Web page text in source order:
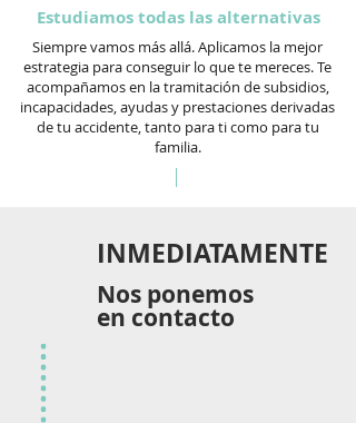
INMEDIATAMENTE
Nos ponemos
en contacto
Estudiamos todas las alternativas
Siempre vamos más allá. Aplicamos la mejor
estrategia para conseguir lo que te mereces. Te
acompañamos en la tramitación de subsidios,
incapacidades, ayudas y prestaciones derivadas
de tu accidente, tanto para ti como para tu
familia.